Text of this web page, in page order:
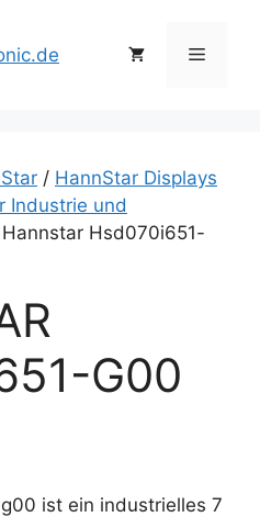
Menü
/ HannStar Displays
Industrie und
Hsd070i651-
G00
ist ein industrielles 7